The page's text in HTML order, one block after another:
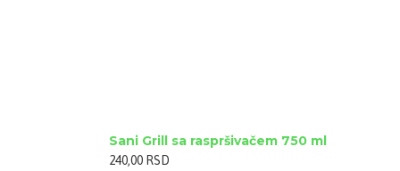
Sani Grill sa raspršivačem 750 ml
240,00 RSD